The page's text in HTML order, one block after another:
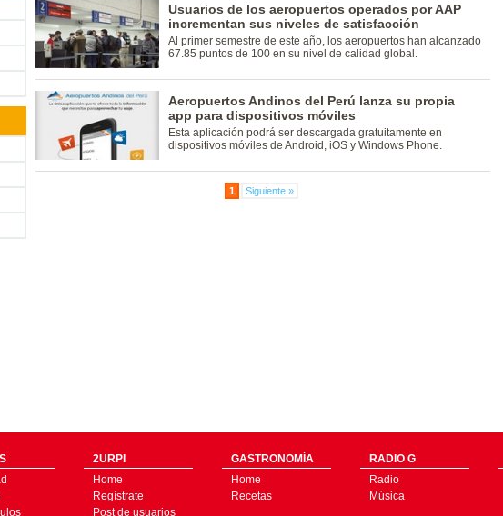
Usuarios de los aeropuertos operados por AAP
incrementan sus niveles de satisfacción
Al primer semestre de este año, los aeropuertos han alcanzado
67.85 puntos de 100 en su nivel de calidad global.
Aeropuertos Andinos del Perú lanza su propia
app para dispositivos móviles
Esta aplicación podrá ser descargada gratuitamente en
dispositivos móviles de Android, iOS y Windows Phone.
1 Siguiente »
2URPI
Home
Regístrate
Post de usuarios
GASTRONOMÍA
Home
Recetas
RADIO G
Radio
Música